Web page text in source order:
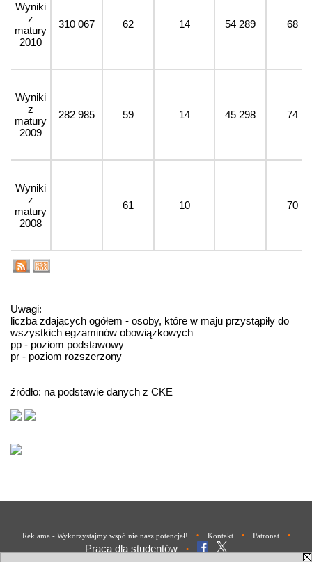
Wyniki
z
matury
2010
310 067 62 14 54 289 68
Wyniki
z
matury
2009
282 985 59 14 45 298 74
Wyniki
z
matury
2008
61 10 70
Uwagi:
liczba zdających ogółem - osoby, które w maju przystąpiły do
wszystkich egzaminów obowiązkowych
pp - poziom podstawowy
pr - poziom rozszerzony
źródło: na podstawie danych z CKE
Reklama - Wykorzystajmy wspólnie nasz potencjał! • Kontakt • Patronat •
Praca dla studentów •